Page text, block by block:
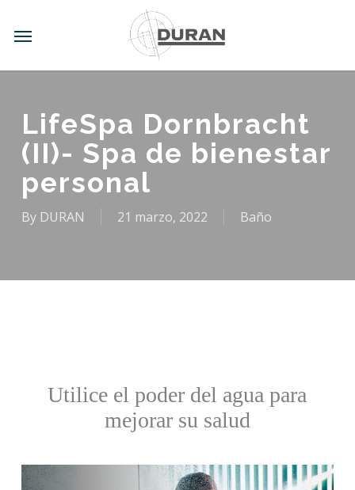
main
Menu
LifeSpa Dornbracht
(II)- Spa de bienestar
personal
By DURAN 21 marzo, 2022 Baño
Utilice el poder del agua para
mejorar su salud